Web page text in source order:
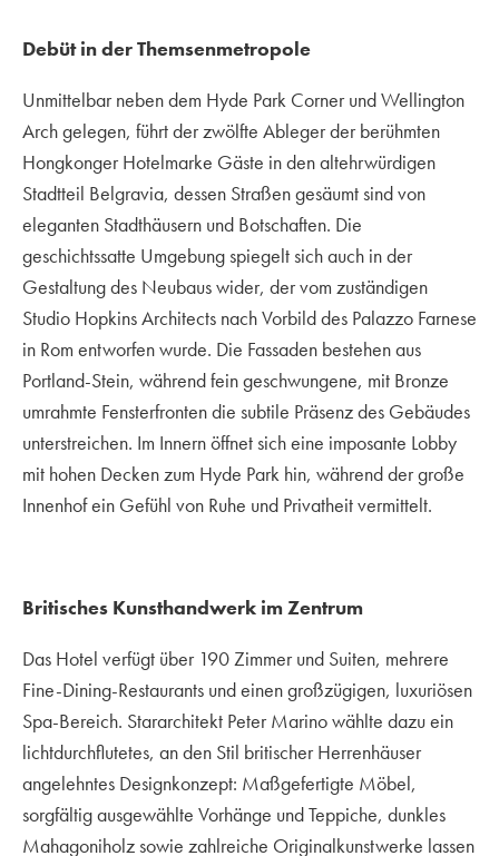
Debüt in der Themsenmetropole
Unmittelbar neben dem Hyde Park Corner und Wellington
Arch gelegen, führt der zwölfte Ableger der berühmten
Hongkonger Hotelmarke Gäste in den altehrwürdigen
Stadtteil Belgravia, dessen Straßen gesäumt sind von
eleganten Stadthäusern und Botschaften. Die
geschichtssatte Umgebung spiegelt sich auch in der
Gestaltung des Neubaus wider, der vom zuständigen
Studio Hopkins Architects nach Vorbild des Palazzo Farnese
in Rom entworfen wurde. Die Fassaden bestehen aus
Portland-Stein, während fein geschwungene, mit Bronze
umrahmte Fensterfronten die subtile Präsenz des Gebäudes
unterstreichen. Im Innern öffnet sich eine imposante Lobby
mit hohen Decken zum Hyde Park hin, während der große
Innenhof ein Gefühl von Ruhe und Privatheit vermittelt.
Britisches Kunsthandwerk im Zentrum
Das Hotel verfügt über 190 Zimmer und Suiten, mehrere
Fine-Dining-Restaurants und einen großzügigen, luxuriösen
Spa-Bereich. Stararchitekt Peter Marino wählte dazu ein
lichtdurchflutetes, an den Stil britischer Herrenhäuser
angelehntes Designkonzept: Maßgefertigte Möbel,
sorgfältig ausgewählte Vorhänge und Teppiche, dunkles
Mahagoniholz sowie zahlreiche Originalkunstwerke lassen